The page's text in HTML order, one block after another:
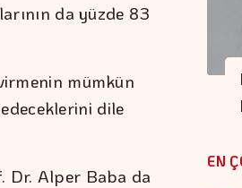
da yüzde 83
mümkün
dile
Dr. Alper Baba da
EN